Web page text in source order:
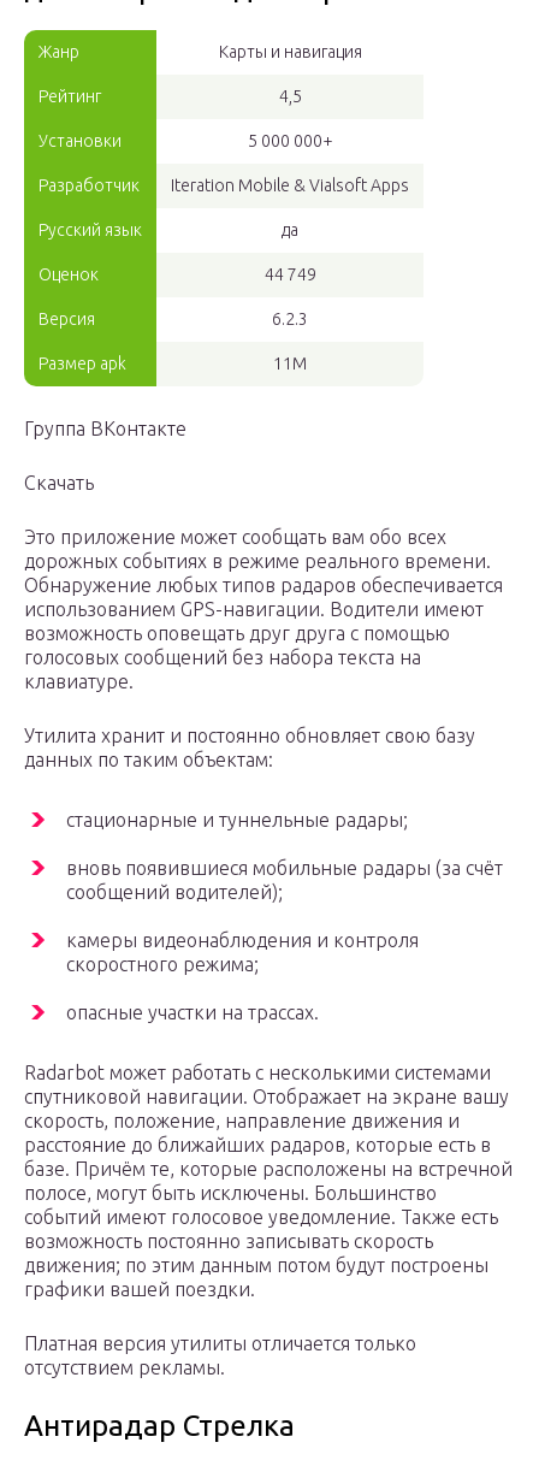
Жанр Карты и навигация
Рейтинг 4,5
Установки 5 000 000+
Разработчик Iteration Mobile & Vialsoft Apps
Русский язык да
Оценок 44 749
Версия 6.2.3
Размер apk 11M
Группа ВКонтакте
Скачать
Это приложение может сообщать вам обо всех
дорожных событиях в режиме реального времени.
Обнаружение любых типов радаров обеспечивается
использованием GPS-навигации. Водители имеют
возможность оповещать друг друга с помощью
голосовых сообщений без набора текста на
клавиатуре.
Утилита хранит и постоянно обновляет свою базу
данных по таким объектам:
стационарные и туннельные радары;
вновь появившиеся мобильные радары (за счёт
сообщений водителей);
камеры видеонаблюдения и контроля
скоростного режима;
опасные участки на трассах.
Radarbot может работать с несколькими системами
спутниковой навигации. Отображает на экране вашу
скорость, положение, направление движения и
расстояние до ближайших радаров, которые есть в
базе. Причём те, которые расположены на встречной
полосе, могут быть исключены. Большинство
событий имеют голосовое уведомление. Также есть
возможность постоянно записывать скорость
движения; по этим данным потом будут построены
графики вашей поездки.
Платная версия утилиты отличается только
отсутствием рекламы.
Антирадар Стрелка